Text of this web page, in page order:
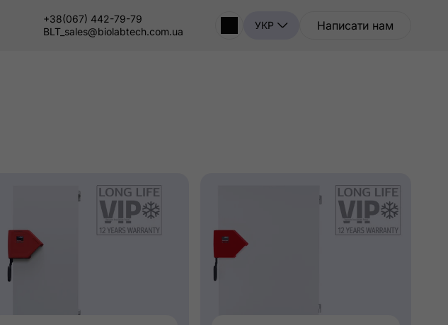
+38(067) 442-79-79
BLT_sales@biolabtech.com.ua
УКР Написати нам